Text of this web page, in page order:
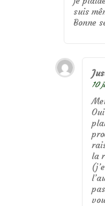
suis
Bonne
10
la